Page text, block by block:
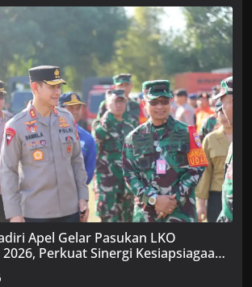
Apel Gelar Pasukan LKO
Perkuat Sinergi Kesiapsiagaan